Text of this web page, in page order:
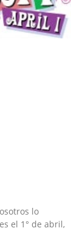
lo
el 1° de abril,